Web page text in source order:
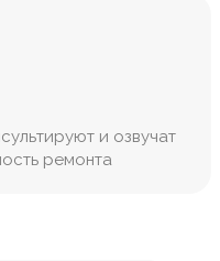
и озвучат
ремонта